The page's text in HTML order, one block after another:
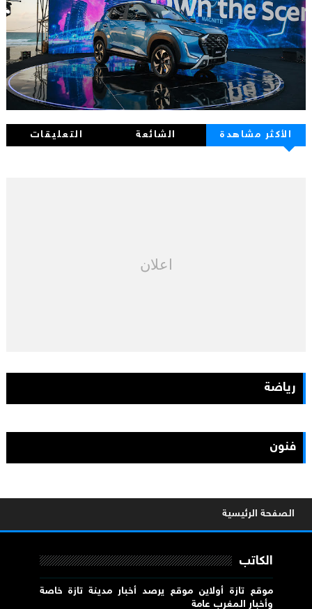
الأكثر مشاهدة الشائعة التعليقات
اعلان
رياضة
فنون
الصفحة الرئيسية
الكاتب
موقع تازة أولاين موقع يرصد أخبار مدينة تازة خاصة
وأخبار المغرب عامة